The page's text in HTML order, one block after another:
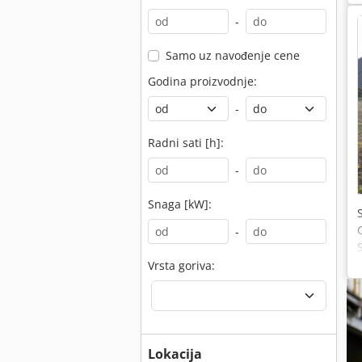
-
Samo uz navođenje cene
Godina proizvodnje:
-
Radni sati [h]:
-
Snaga [kW]:
-
Vrsta goriva:
Lokacija